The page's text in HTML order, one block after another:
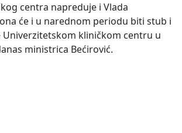
centra napreduje i Vlada
će i u narednom periodu biti stub i
Univerzitetskom kliničkom centru u
ministrica Bećirović.